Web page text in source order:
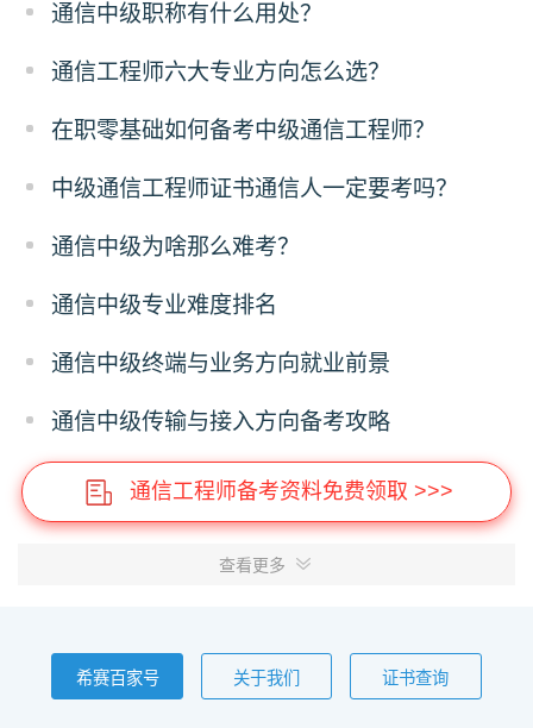
通信中级职称有什么用处？
通信工程师六大专业方向怎么选？
在职零基础如何备考中级通信工程师？
中级通信工程师证书通信人一定要考吗？
通信中级为啥那么难考？
通信中级专业难度排名
通信中级终端与业务方向就业前景
通信中级传输与接入方向备考攻略
通信工程师备考资料免费领取 >>>
查看更多
希赛百家号 关于我们 证书查询